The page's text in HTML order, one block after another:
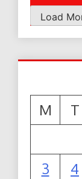
Load
M
T
3
4